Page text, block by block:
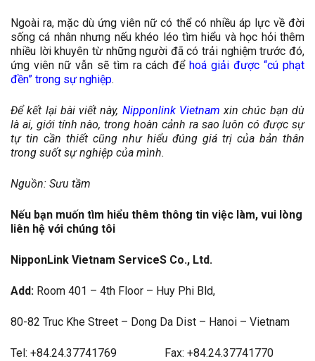
Ngoài ra, mặc dù ứng viên nữ có thể có nhiều áp lực về đời
sống cá nhân nhưng nếu khéo léo tìm hiểu và học hỏi thêm
nhiều lời khuyên từ những người đã có trải nghiệm trước đó,
ứng viên nữ vẫn sẽ tìm ra cách để hoá giải được “cú phạt
đền” trong sự nghiệp.
Để kết lại bài viết này, Nipponlink Vietnam xin chúc bạn dù
là ai, giới tính nào, trong hoàn cảnh ra sao luôn có được sự
tự tin cần thiết cũng như hiểu đúng giá trị của bản thân
trong suốt sự nghiệp của mình.
Nguồn: Sưu tầm
Nếu bạn muốn tìm hiểu thêm thông tin việc làm, vui lòng
liên hệ với chúng tôi
NipponLink Vietnam ServiceS Co., Ltd.
Add: Room 401 – 4th Floor – Huy Phi Bld,
80-82 Truc Khe Street – Dong Da Dist – Hanoi – Vietnam
Tel: +84.24.37741769 Fax: +84.24.37741770